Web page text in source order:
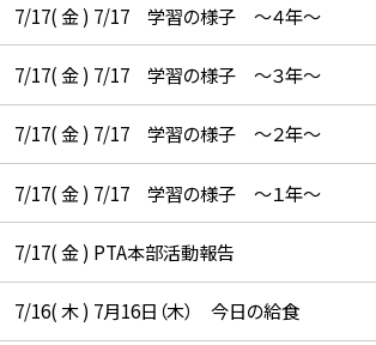
7/17( 金 ) 7/17 学習の様子 ～４年～
7/17( 金 ) 7/17 学習の様子 ～３年～
7/17( 金 ) 7/17 学習の様子 ～２年～
7/17( 金 ) 7/17 学習の様子 ～１年～
7/17( 金 ) PTA本部活動報告
7/16( 木 ) 7月16日（木） 今日の給食